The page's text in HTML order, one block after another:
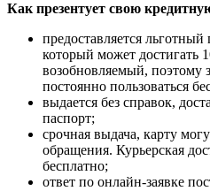
Как презентует свою
предоставляется
который может достигать
возобновляемый,
постоянно пользоваться
выдается без справок,
паспорт;
срочная выдача, карту
обращения. Курьерская
бесплатно;
ответ по онлайн-заявке